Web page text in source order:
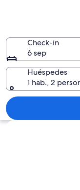
Denver
Check-in
6 sep
Huéspedes
1 hab., 2
Explorar mapa